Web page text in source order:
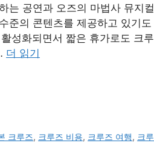
는 공연과 오즈의 마법사 뮤지
준의 콘텐츠를 제공하고 있기도
성화되면서 짧은 휴가로도 크
더 읽기
크루즈, 크루즈 비용, 크루즈 여행, 크